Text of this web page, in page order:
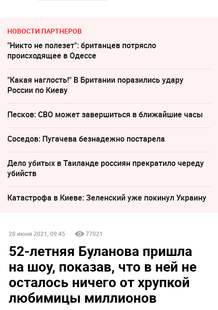
НОВОСТИ ПАРТНЕРОВ
"Никто не полезет": британцев потрясло
происходящее в Одессе
"Какая наглость!" В Британии поразились удару
России по Киеву
Песков: СВО может завершиться в ближайшие часы
Соседов: Пугачева безнадежно постарела
Дело убитых в Таиланде россиян прекратило череду
убийств
Катастрофа в Киеве: Зеленский уже покинул Украину
28 июня 2021, 09:45 77021
52-летняя Буланова пришла
на шоу, показав, что в ней не
осталось ничего от хрупкой
любимицы миллионов